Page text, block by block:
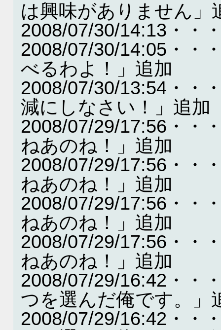
は興味がありません」
2008/07/30/14:13・・
2008/07/30/14:05・・
べるわよ！」追加
2008/07/30/13:54・・
減にしなさい！」追加
2008/07/29/17:56・・
ねあのね！」追加
2008/07/29/17:56・・
ねあのね！」追加
2008/07/29/17:56・・
ねあのね！」追加
2008/07/29/17:56・・
ねあのね！」追加
2008/07/29/16:42・・
つを選んだ俺です。」
2008/07/29/16:42・・